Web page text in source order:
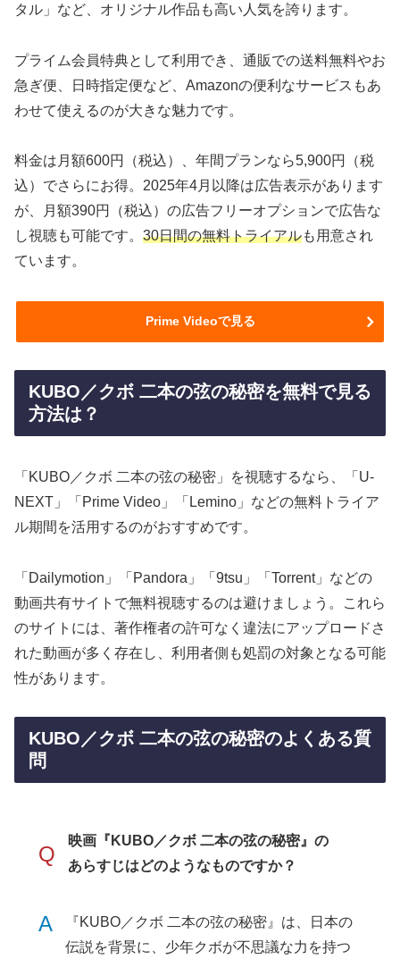
タル」など、オリジナル作品も高い人気を誇ります。
プライム会員特典として利用でき、通販での送料無料やお
急ぎ便、日時指定便など、Amazonの便利なサービスもあ
わせて使えるのが大きな魅力です。
料金は月額600円（税込）、年間プランなら5,900円（税
込）でさらにお得。2025年4月以降は広告表示があります
が、月額390円（税込）の広告フリーオプションで広告な
し視聴も可能です。 30日間の無料トライアルも用意され
ています。
Prime Videoで見る
KUBO／クボ 二本の弦の秘密を無料で見る
方法は？
「KUBO／クボ 二本の弦の秘密」を視聴するなら、「U-
NEXT」「Prime Video」「Lemino」などの無料トライア
ル期間を活用するのがおすすめです。
「Dailymotion」「Pandora」「9tsu」「Torrent」などの
動画共有サイトで無料視聴するのは避けましょう。これら
のサイトには、著作権者の許可なく違法にアップロードさ
れた動画が多く存在し、利用者側も処罰の対象となる可能
性があります。
KUBO／クボ 二本の弦の秘密のよくある質
問
Q
映画『KUBO／クボ 二本の弦の秘密』の
あらすじはどのようなものですか？
A
『KUBO／クボ 二本の弦の秘密』は、日本の
伝説を背景に、少年クボが不思議な力を持つ